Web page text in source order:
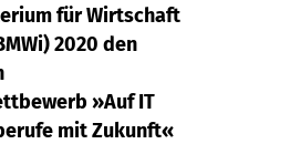
für Wirtschaft
2020 den
»Auf IT
mit Zukunft«